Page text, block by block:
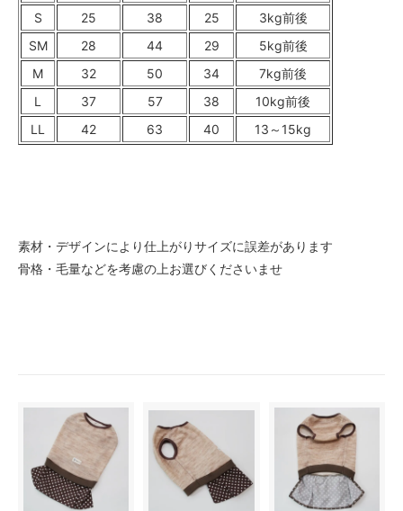
S
25 38 25
3kg前後
SM
28 44 29
5kg前後
M
32 50 34
7kg前後
L
37 57 38
10kg前後
LL
42 63 40 13～15kg
素材・デザインにより仕上がりサイズに誤差があります
骨格・毛量などを考慮の上お選びくださいませ